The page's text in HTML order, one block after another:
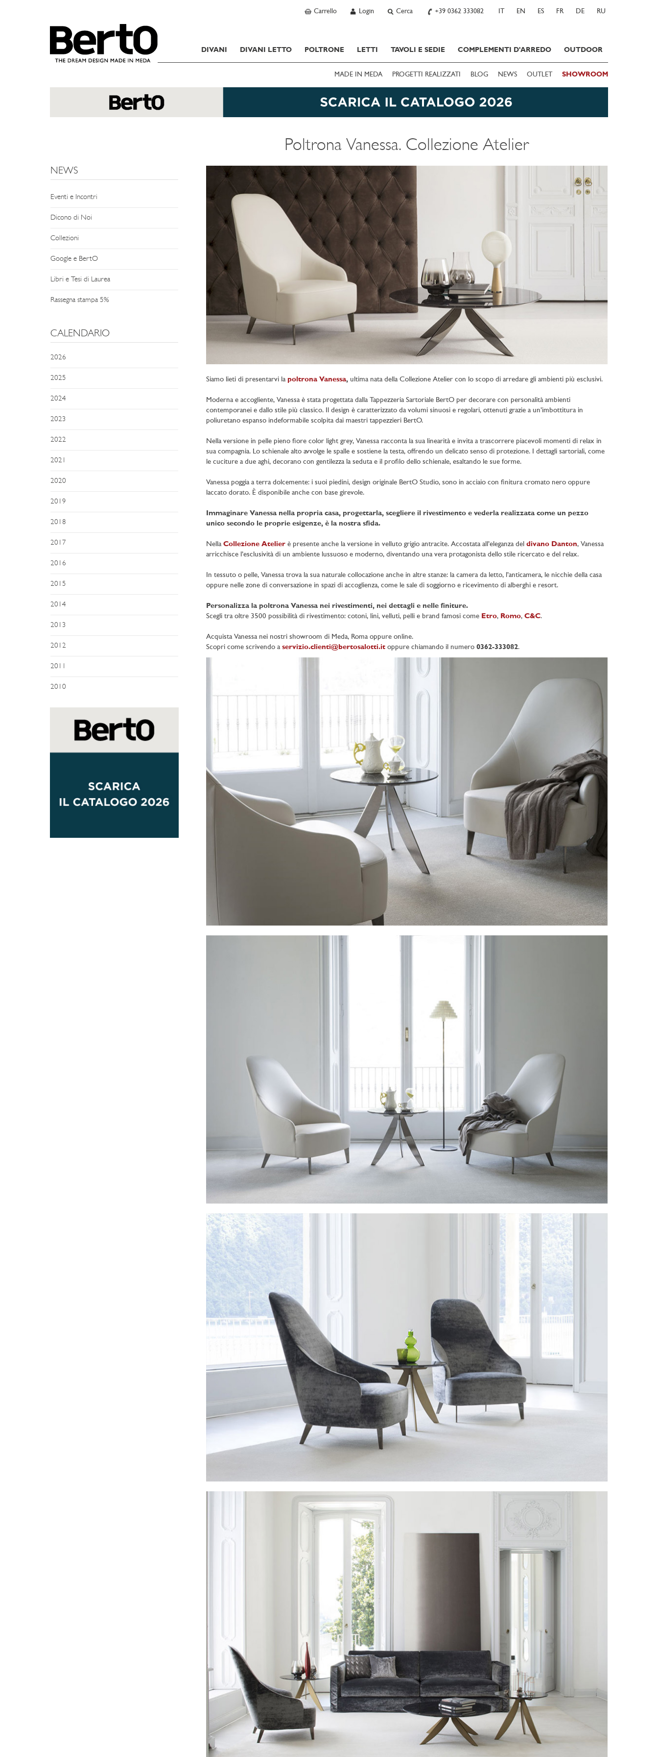
Carrello Login Cerca +39 0362 333082 IT EN ES FR DE RU
DIVANI DIVANI LETTO POLTRONE LETTI TAVOLI E SEDIE COMPLEMENTI D'ARREDO OUTDOOR
MADE IN MEDA PROGETTI REALIZZATI BLOG NEWS OUTLET SHOWROOM
Poltrona Vanessa. Collezione Atelier
NEWS
Eventi e Incontri
Dicono di Noi
Collezioni
Google e BertO
Libri e Tesi di Laurea
Rassegna stampa 5%
CALENDARIO
2026
2025
2024
2023
2022
2021
2020
2019
2018
2017
2016
2015
2014
2013
2012
2011
2010
Siamo lieti di presentarvi la poltrona Vanessa, ultima nata della Collezione Atelier con lo scopo di arredare gli ambienti più esclusivi.
Moderna e accogliente, Vanessa è stata progettata dalla Tappezzeria Sartoriale BertO per decorare con personalità ambienti
contemporanei e dallo stile più classico. Il design è caratterizzato da volumi sinuosi e regolari, ottenuti grazie a un’imbottitura in
poliuretano espanso indeformabile scolpita dai maestri tappezzieri BertO.
Nella versione in pelle pieno fiore color light grey, Vanessa racconta la sua linearità e invita a trascorrere piacevoli momenti di relax in
sua compagnia. Lo schienale alto avvolge le spalle e sostiene la testa, offrendo un delicato senso di protezione. I dettagli sartoriali, come
le cuciture a due aghi, decorano con gentilezza la seduta e il profilo dello schienale, esaltando le sue forme.
Vanessa poggia a terra dolcemente: i suoi piedini, design originale BertO Studio, sono in acciaio con finitura cromato nero oppure
laccato dorato. È disponibile anche con base girevole.
Immaginare Vanessa nella propria casa, progettarla, scegliere il rivestimento e vederla realizzata come un pezzo
unico secondo le proprie esigenze, è la nostra sfida.
Nella Collezione Atelierè presente anche la versione in velluto grigio antracite. Accostata all’eleganza del divano Danton, Vanessa
arricchisce l’esclusività di un ambiente lussuoso e moderno, diventando una vera protagonista dello stile ricercato e del relax.
In tessuto o pelle, Vanessa trova la sua naturale collocazione anche in altre stanze: la camera da letto, l’anticamera, le nicchie della casa
oppure nelle zone di conversazione in spazi di accoglienza, come le sale di soggiorno e ricevimento di alberghi e resort.
Personalizza la poltrona Vanessa nei rivestimenti, nei dettagli e nelle finiture.
Scegli tra oltre 3500 possibilità di rivestimento: cotoni, lini, velluti, pelli e brand famosi come Etro, Romo, C&C.
Acquista Vanessa nei nostri showroom di Meda, Roma oppure online.
Scopri come scrivendo a servizio.clienti@bertosalotti.itoppure chiamando il numero 0362-333082.